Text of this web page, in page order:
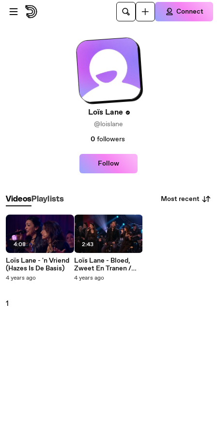
Skip to main content
Connect
Loïs Lane
@loislane
0 followers
Follow
VideosPlaylists Most recent
4:08
Loïs Lane - 'n Vriend
(Hazes Is De Basis)
4 years ago
2:43
Loïs Lane - Bloed,
Zweet En Tranen /
Het Is Koud Zonder
4 years ago
1